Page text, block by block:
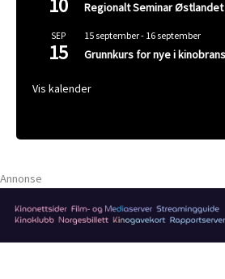
Regionalt Seminar Østlandet
SEP
15
15 september- 16 september
Grunnkurs for nye i
Vis kalender
Annonse